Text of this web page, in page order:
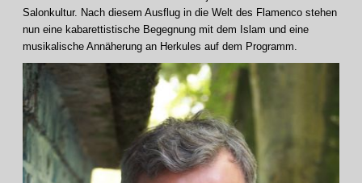
Salonkultur. Nach diesem Ausflug in die Welt des Flamenco stehen
nun eine kabarettistische Begegnung mit dem Islam und eine
musikalische Annäherung an Herkules auf dem Programm.